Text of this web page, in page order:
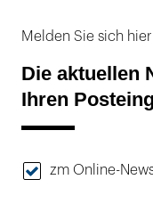
Melden Sie sich
Die aktuellen
Ihren
zm Online-